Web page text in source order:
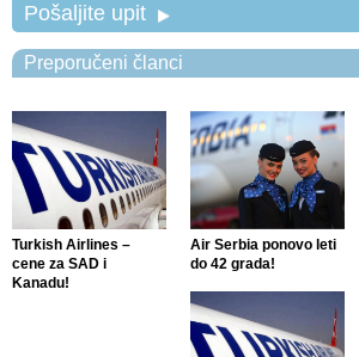
Pošaljite upit
Preporučeni članci
Turkish Airlines –
cene za SAD i
Kanadu!
Air Serbia ponovo leti
do 42 grada!